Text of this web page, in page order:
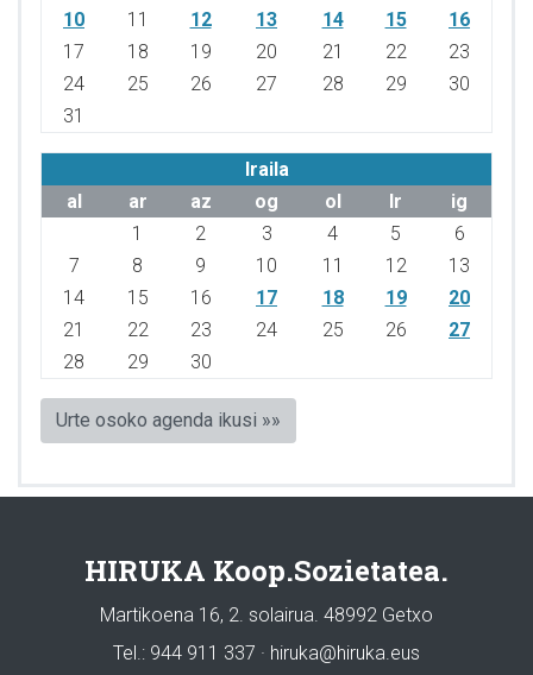
10
11 12 13 14 15
16
17
18 19 20 21 22
23
24
25 26 27 28 29
30
31
Iraila
al
ar az og ol lr
ig
1
2 3 4 5
6
7
8 9 10 11 12
13
14
15 16 17 18 19
20
21
22 23 24 25 26
27
28
29 30
Urte osoko agenda ikusi »»
HIRUKA Koop.Sozietatea.
Martikoena 16, 2. solairua. 48992 Getxo
Tel.: 944 911 337 · hiruka@hiruka.eus